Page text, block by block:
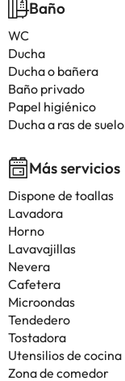
Baño
WC
Ducha
Ducha o bañera
Baño privado
Papel higiénico
Ducha a ras de suelo
Más servicios
Dispone de toallas
Lavadora
Horno
Lavavajillas
Nevera
Cafetera
Microondas
Tendedero
Tostadora
Utensilios de cocina
Zona de comedor